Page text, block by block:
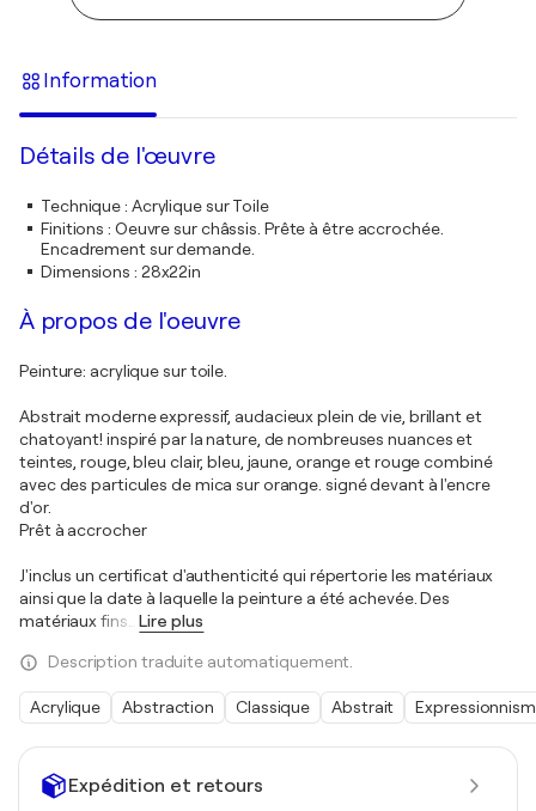
Expédition et retours
Information
Détails de l'œuvre
Technique: Acrylique sur Toile
Finitions : Oeuvre sur châssis. Prête à être accrochée.
Encadrement sur demande.
Dimensions : 28x22in
À propos de l'oeuvre
Peinture: acrylique sur toile.
Abstrait moderne expressif, audacieux plein de vie, brillant et
chatoyant! inspiré par la nature, de nombreuses nuances et
teintes, rouge, bleu clair, bleu, jaune, orange et rouge combiné
avec des particules de mica sur orange. signé devant à l'encre
d'or.
Prêt à accrocher
J'inclus un certificat d'authenticité qui répertorie les matériaux
ainsi que la date à laquelle la peinture a été achevée. Des
matériaux fins
Lire plus
Description traduite automatiquement.
Acrylique Abstraction Classique Abstrait